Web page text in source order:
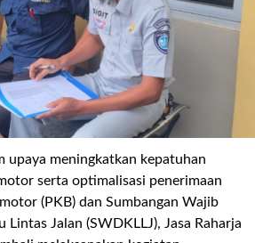
upaya meningkatkan kepatuhan
serta optimalisasi penerimaan
(PKB) dan Sumbangan Wajib
Lintas Jalan (SWDKLLJ), Jasa Raharja